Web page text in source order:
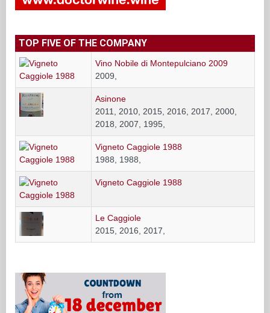
TOP FIVE OF THE COMPANY
Vino Nobile di Montepulciano 2009
2009,
Asinone
2011, 2010, 2015, 2016, 2017, 2000,
2018, 2007, 1995,
Vigneto Caggiole 1988
1988, 1988,
Vigneto Caggiole 1988
Le Caggiole
2015, 2016, 2017,